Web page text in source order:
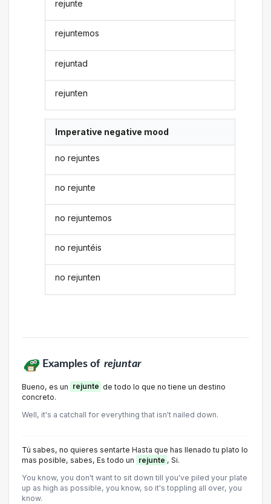
rejunte
rejuntemos
rejuntad
rejunten
Imperative negative mood
no rejuntes
no rejunte
no rejuntemos
no rejuntéis
no rejunten
Examples of rejuntar
Bueno, es un rejunte de todo lo que no tiene un destino
concreto.
Well, it's a catchall for everything that isn't nailed down.
Tú sabes, no quieres sentarte Hasta que has llenado tu plato lo
mas posible, sabes, Es todo un rejunte , Si.
You know, you don't want to sit down till you've piled your plate
up as high as possible, you know, so it's toppling all over, you
know.